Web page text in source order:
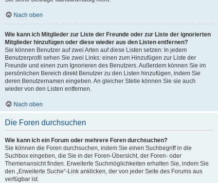
Nach oben
Wie kann ich Mitglieder zur Liste der Freunde oder zur Liste der ignorierten
Mitglieder hinzufügen oder diese wieder aus den Listen entfernen?
Sie können Benutzer auf zwei Arten auf diese Listen setzen: In jedem
Benutzerprofil sehen Sie zwei Links: einen zum Hinzufügen zur Liste der
Freunde und einen zum Ignorieren des Benutzers. Außerdem können Sie im
persönlichen Bereich direkt Benutzer zu den Listen hinzufügen, indem Sie
deren Benutzernamen eingeben. An gleicher Stelle können Sie sie auch
wieder von den Listen entfernen.
Nach oben
Die Foren durchsuchen
Wie kann ich ein Forum oder mehrere Foren durchsuchen?
Sie können die Foren durchsuchen, indem Sie einen Suchbegriff in die
Suchbox eingeben, die Sie in der Foren-Übersicht, der Foren- oder
Themenansicht finden. Erweiterte Suchmöglichkeiten erhalten Sie, indem Sie
den „Erweiterte Suche“-Link anklicken, der von jeder Seite des Forums aus
verfügbar ist.